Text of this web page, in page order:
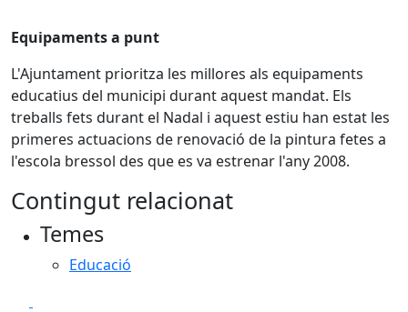
Equipaments a punt
L'Ajuntament prioritza les millores als equipaments
educatius del municipi durant aquest mandat. Els
treballs fets durant el Nadal i aquest estiu han estat les
primeres actuacions de renovació de la pintura fetes a
l'escola bressol des que es va estrenar l'any 2008.
Contingut relacionat
Temes
Educació